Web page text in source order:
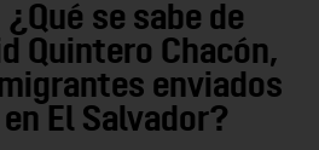
¿Qué se sabe de
Quintero Chacón,
enviados
en El Salvador?